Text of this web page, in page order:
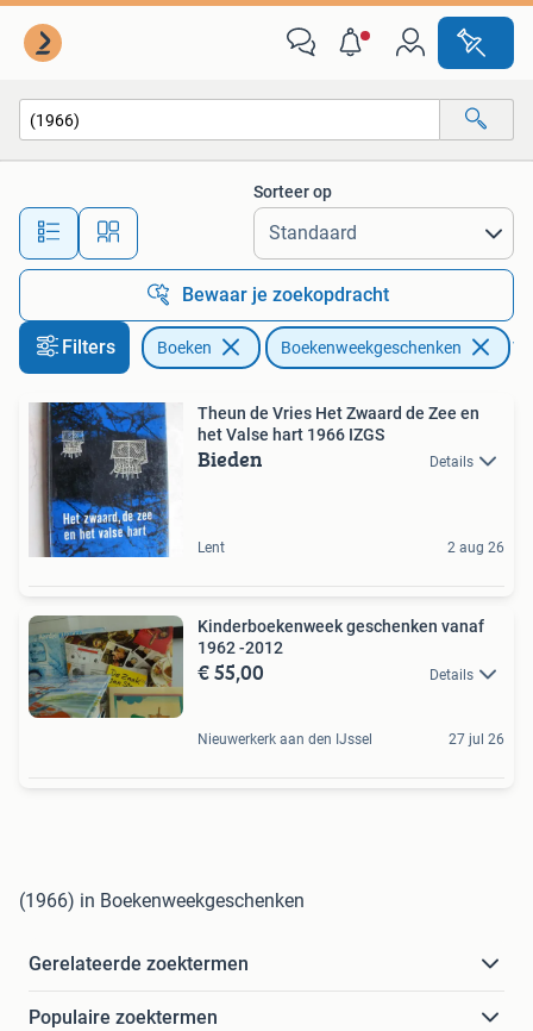
Alle afstanden…
Sorteer op
Bewaar je zoekopdracht
Filters Boeken Boekenweekgeschenken
Theun de Vries Het Zwaard de Zee en
het Valse hart 1966 IZGS
Bieden Details
Lent 2 aug 26
Kinderboekenweek geschenken vanaf
1962 -2012
€ 55,00 Details
Nieuwerkerk aan den IJssel 27 jul 26
(1966) in Boekenweekgeschenken
Gerelateerde zoektermen
Populaire zoektermen